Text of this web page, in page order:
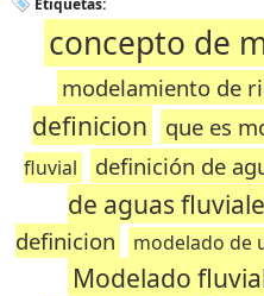
Etiquetas:
concepto de
modelamiento de
definicion
que es
fluvial
definición de
de aguas
definicion
modelado de
Modelado